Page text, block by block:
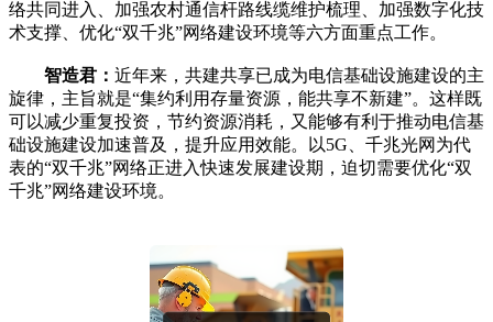
络共同进入、加强农村通信杆路线缆维护梳理、加强数字化技
术支撑、优化“双千兆”网络建设环境等六方面重点工作。
智造君： 近年来，共建共享已成为电信基础设施建设的主
旋律，主旨就是“集约利用存量资源，能共享不新建”。这样既
可以减少重复投资，节约资源消耗，又能够有利于推动电信基
础设施建设加速普及，提升应用效能。以5G、千兆光网为代
表的“双千兆”网络正进入快速发展建设期，迫切需要优化“双
千兆”网络建设环境。